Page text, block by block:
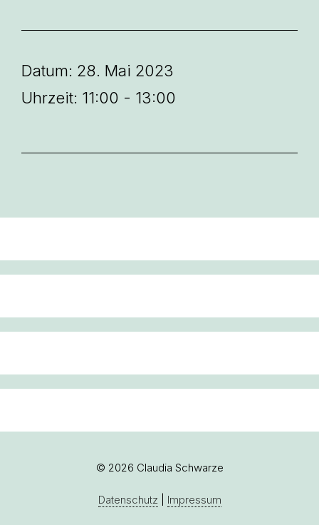
Datum: 28. Mai 2023
Uhrzeit: 11:00 - 13:00
© 2026 Claudia Schwarze
Datenschutz Impressum